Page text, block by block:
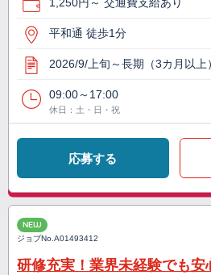
1,250円～ 交通費支給あり
平和通 徒歩1分
2026/9/上旬～長期（3カ月以上）
09:00～17:00
休日：土・日・祝
応募する
NEW
ジョブNo.A01493412
研修充実！業界未経験でも安